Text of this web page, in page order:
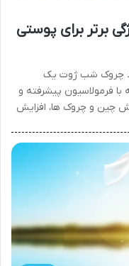
چروک شب ژوت | ۷ ویژگی برتر برای پوستی
چروک شب ژوت یک
فرمولاسیون پیشرفته و
چین و چروک ها، افزایش